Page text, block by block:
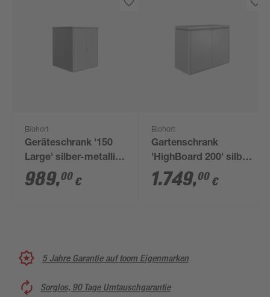
Biohort
Geräteschrank '150
Large' silber-metallic
156 x 155 x 184 cm
989,00 €
Biohort
Gartenschrank
'HighBoard 200' silber
metallic 200 x 84 x
127 cm
1.749,00 €
5 Jahre Garantie auf toom Eigenmarken
Sorglos, 90 Tage Umtauschgarantie